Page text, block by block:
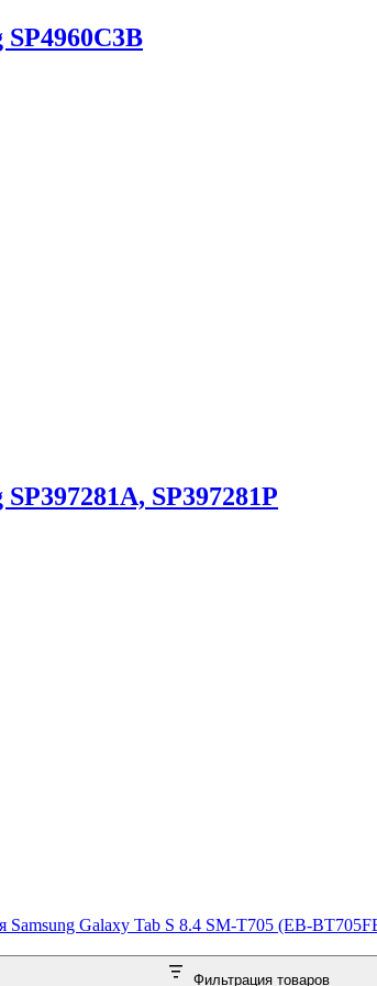
SP397281P
Samsung Galaxy Tab S 8.4 SM-T705 (EB-
Фильтрация товаров